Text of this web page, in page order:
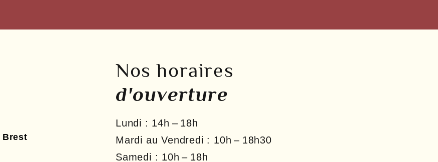
Brest
Nos horaires
d'ouverture
Lundi : 14h – 18h
Mardi au Vendredi : 10h – 18h30
Samedi : 10h – 18h